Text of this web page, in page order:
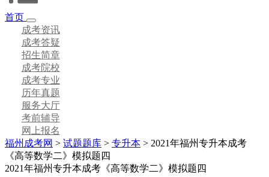
首页
成考资讯
成考答疑
招生简章
成考院校
成考专业
历年真题
服务大厅
考前辅导
网上报名
福州成考网 > 试题题库 > 专升本 > 2021年福州专升本成考
《高等数学二》模拟题四
2021年福州专升本成考《高等数学二》模拟题四